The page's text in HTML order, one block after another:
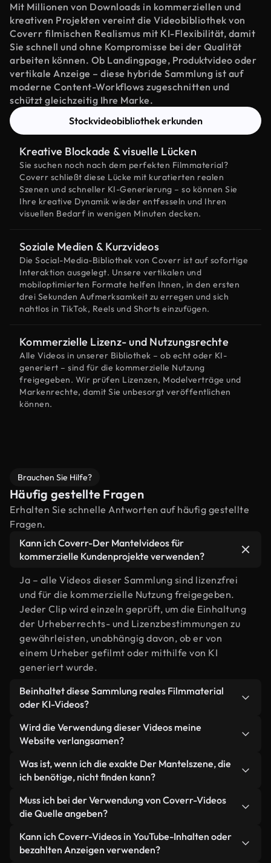
Mit Millionen von Downloads in kommerziellen und
kreativen Projekten vereint die Videobibliothek von
Coverr filmischen Realismus mit KI-Flexibilität, damit
Sie schnell und ohne Kompromisse bei der Qualität
arbeiten können. Ob Landingpage, Produktvideo oder
vertikale Anzeige – diese hybride Sammlung ist auf
moderne Content-Workflows zugeschnitten und
schützt gleichzeitig Ihre Marke.
Stockvideobibliothek erkunden
Kreative Blockade & visuelle Lücken
Sie suchen noch nach dem perfekten Filmmaterial?
Coverr schließt diese Lücke mit kuratierten realen
Szenen und schneller KI-Generierung – so können Sie
Ihre kreative Dynamik wieder entfesseln und Ihren
visuellen Bedarf in wenigen Minuten decken.
Soziale Medien & Kurzvideos
Die Social-Media-Bibliothek von Coverr ist auf sofortige
Interaktion ausgelegt. Unsere vertikalen und
mobiloptimierten Formate helfen Ihnen, in den ersten
drei Sekunden Aufmerksamkeit zu erregen und sich
nahtlos in TikTok, Reels und Shorts einzufügen.
Kommerzielle Lizenz- und Nutzungsrechte
Alle Videos in unserer Bibliothek – ob echt oder KI-
generiert – sind für die kommerzielle Nutzung
freigegeben. Wir prüfen Lizenzen, Modelverträge und
Markenrechte, damit Sie unbesorgt veröffentlichen
können.
Brauchen Sie Hilfe?
Häufig gestellte Fragen
Erhalten Sie schnelle Antworten auf häufig gestellte
Fragen.
Kann ich Coverr-Der Mantelvideos für
kommerzielle Kundenprojekte verwenden?
Ja – alle Videos dieser Sammlung sind lizenzfrei
und für die kommerzielle Nutzung freigegeben.
Jeder Clip wird einzeln geprüft, um die Einhaltung
der Urheberrechts- und Lizenzbestimmungen zu
gewährleisten, unabhängig davon, ob er von
einem Urheber gefilmt oder mithilfe von KI
generiert wurde.
Beinhaltet diese Sammlung reales Filmmaterial
oder KI-Videos?
Beides. Es handelt sich um eine Hybridbibliothek
aus realen, von Menschen aufgenommenen
generierten Videos. Jedes Video ist eindeutig
beschriftet, sodass Sie immer wissen, was Sie
verwenden.
Wird die Verwendung dieser Videos meine
Website verlangsamen?
Nicht, wenn Sie unsere optimierten Versionen
wählen. Wir bieten schlanke, webfähige Formate,
wurden – so bleibt die Qualität hoch, während
gleichzeitig die Ladezeiten minimiert und
Kennzahlen wie LCP verbessert werden.
Was ist, wenn ich die exakte Der Mantelszene, die
ich benötige, nicht finden kann?
Mit Coverr AI Studio erstellen Sie im
Handumdrehen ein solches Video. Beschreiben Sie
Sonnenuntergang" – und das Studio generiert
innerhalb von Sekunden ein individuelles Video für
Muss ich bei der Verwendung von Coverr-Videos
die Quelle angeben?
Eine Namensnennung ist nicht erforderlich. Alle
Videos in unserer Stockbibliothek sind lizenzfrei
Kann ich Coverr-Videos in YouTube-Inhalten oder
bezahlten Anzeigen verwenden?